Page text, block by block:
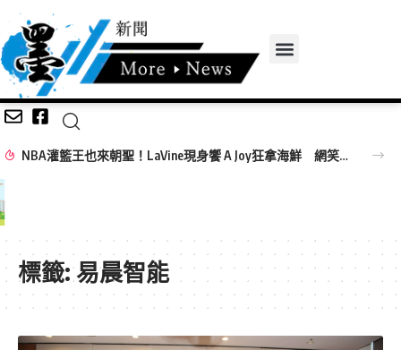
NBA灌籃王也來朝聖！LaVine現身饗 A Joy狂拿海鮮 網笑：吃飯免費看球星
標籤:易晨智能